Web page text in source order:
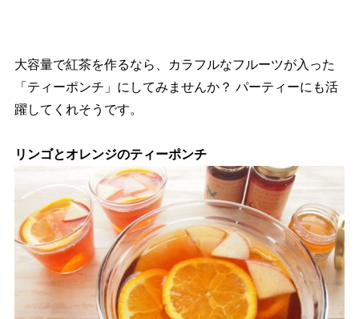
大容量で紅茶を作るなら、カラフルなフルーツが入った
「ティーポンチ」にしてみませんか？ パーティーにも活
躍してくれそうです。
リンゴとオレンジのティーポンチ